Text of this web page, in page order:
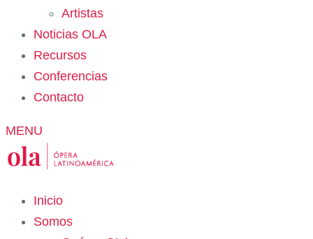
Artistas
Noticias OLA
Recursos
Conferencias
Contacto
MENU
Inicio
Somos